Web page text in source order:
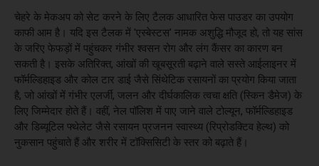
चेहरे के मेकअप को सेट करने के लिए टैलक आधारित फेस पाउडर का उपयोग
काफी आम है। यदि इस टैलक में 'एस्बेस्टस' नामक अशुद्धि मौजूद हो, तो यह सांस
के जरिए फेफड़ों में पहुंचकर गंभीर श्वसन रोग और लंग कैंसर का कारण बन
सकती है। इसके अतिरिक्त, आंखों की खूबसूरती बढ़ाने वाले सस्ते आईलाइनर में
फॉर्मल्डिहाइड और कोल टार डाई जैसे सिंथेटिक रसायनों का प्रयोग किया जाता
है, जो आंखों में गंभीर एलर्जी, जलन और दीर्घकालिक त्वचा क्षति (स्किन डैमेज) के
लिए जिम्मेदार होते हैं। वहीं, नेल पॉलिश में पाए जाने वाले टोल्यून, फॉर्मल्डिहाइड
और डिब्यूटिल फ्थेलेट जैसे रसायन प्रजनन स्वास्थ्य (रिप्रोडक्टिव हेल्थ) को
नुकसान पहुंचाते हैं और शरीर में टॉक्सिसिटी के स्तर को बढ़ाते हैं।